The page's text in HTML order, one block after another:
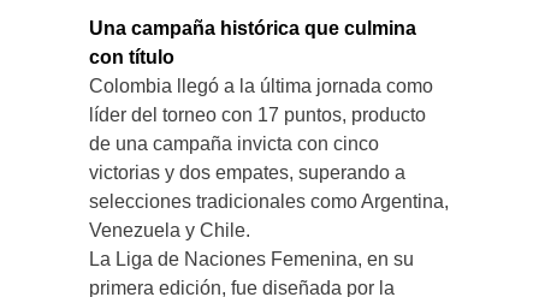
Una campaña histórica que culmina
con título
Colombia llegó a la última jornada como
líder del torneo con 17 puntos, producto
de una campaña invicta con cinco
victorias y dos empates, superando a
selecciones tradicionales como Argentina,
Venezuela y Chile.
La Liga de Naciones Femenina, en su
primera edición, fue diseñada por la